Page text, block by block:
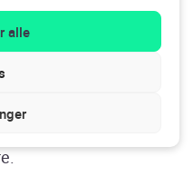
alle
med årene, hvilket
af energiforbruget